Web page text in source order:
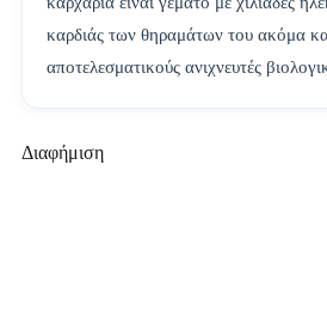
καρδιάς των θηραμάτων του ακόμα
αποτελεσματικούς ανιχνευτές
Διαφήμιση